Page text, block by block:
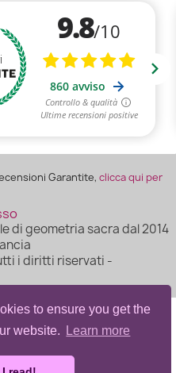
to ensure you get the
website.
Learn more
Garantite, clicca qui per
di geometria sacra dal 2014
i diritti riservati -